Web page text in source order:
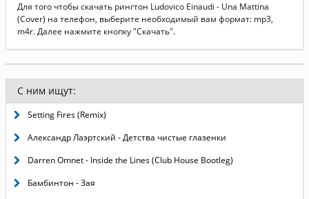
Для того чтобы скачать рингтон Ludovico Einaudi - Una Mattina
(Cover) на телефон, выберите необходимый вам формат: mp3,
m4r. Далее нажмите кнопку "Скачать".
С ним ищут:
Setting Fires (Remix)
Александр Лаэртский - Детства чистые глазенки
Darren Omnet - Inside the Lines (Club House Bootleg)
Бамбинтон - Зая